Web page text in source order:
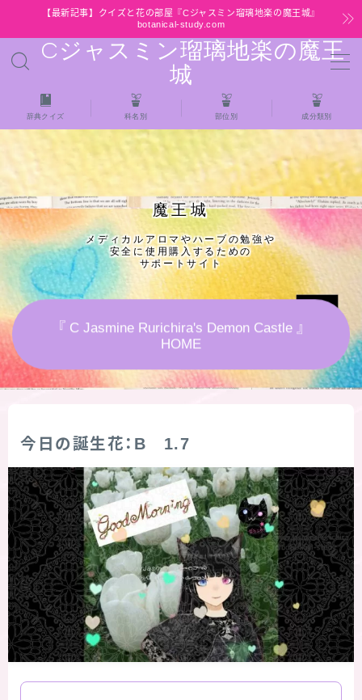
【最新記事】クイズと花の部屋『Cジャスミン瑠璃地楽の魔王城』
botanical-study.com
Cジャスミン瑠璃地楽の魔王
城
MENU
HOME
【最新】クイズと花の部屋
★全種/アロマハーブスパイス基材 プチ辞典ク
イズ＆プチ辞典
★アロマ検定＋αクイズ
★アロマハーブ傾向チェック
秘密部屋
お知らせ
公式ウェブサイト『Botanical Study』
Cジャスミン瑠璃地楽の主な活動先リンク集
プロフィール
辞典クイズ 科名別 部位別 成分類別
魔王城
メディカルアロマやハーブの勉強や
安全に使用購入するための
サポートサイト
『 C Jasmine Rurichira's Demon Castle 』
HOME
今日の誕生花：B 1.7